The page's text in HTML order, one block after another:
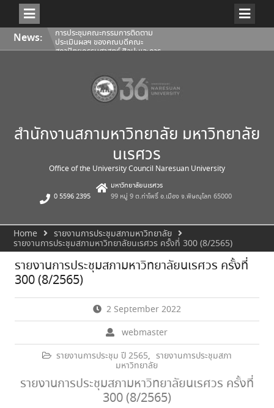
Skip
content
News: การประชุมคณะกรรมการติดตาม
ประเมินผลฯ ของคณบดีคณะ
สถาปัตยกรรมศาสตร์ ศิลปะและการ
ประเมินผลฯ ของคณบดีคณะโลจิ
สติกส์และดิจิทัลซัพพลายเชน
การประชุมสภามหาวิทยาลัยนเรศวร
สำนักงานสภามหาวิทยาลัย มหาวิทยาลัย
นเรศวร
Office of the University Council Naresuan University
0 5596 2395
มหาวิทยาลัยนเรศวร
99 หมู่ 9 ต.ท่าโพธิ์ อ.เมือง จ.พิษณุโลก 65000
Home
รายงานการประชุมสภามหาวิทยาลัย
รายงานการประชุมสภามหาวิทยาลัยนเรศวร ครั้งที่ 300 (8/2565)
รายงานการประชุมสภามหาวิทยาลัยนเรศวร ครั้งที่
300 (8/2565)
2 September 2022
webmaster
รายงานการประชุม ปี 2565, รายงานการประชุมสภา
มหาวิทยาลัย
รายงานการประชุมสภามหาวิทยาลัยนเรศวร ครั้งที่
300 (8/2565)